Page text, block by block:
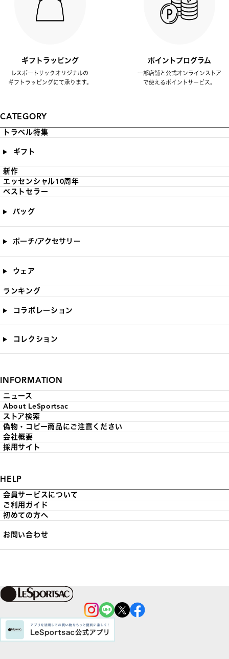
ギフトラッピング
レスポートサックオリジナルの
ギフトラッピングにて承ります。
ポイントプログラム
一部店舗と公式オンラインストア
で使えるポイントサービス。
CATEGORY
トラベル特集
ギフト
新作
エッセンシャル10周年
ベストセラー
バッグ
ポーチ/アクセサリー
ウェア
ランキング
コラボレーション
コレクション
INFORMATION
ニュース
About LeSportsac
ストア検索
偽物・コピー商品にご注意ください
会社概要
採用サイト
HELP
会員サービスについて
ご利用ガイド
初めての方へ
お問い合わせ